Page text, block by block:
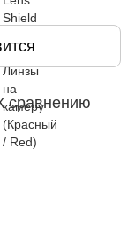
сравнению